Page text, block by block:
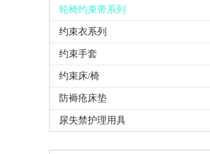
轮椅约束带系列
约束衣系列
约束手套
约束床/椅
防褥疮床垫
尿失禁护理用具